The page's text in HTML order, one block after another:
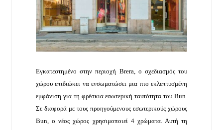
Εγκατεστημένο στην περιοχή Brera, ο σχεδιασμός του
χώρου επιδιώκει να ενσωματώσει μια πιο εκλεπτυσμένη
εμφάνιση για τη φρέσκια εσωτερική ταυτότητα του Bun.
Σε διαφορά με τους προηγούμενους εσωτερικούς χώρους
Bun, ο νέος χώρος χρησιμοποιεί 4 χρώματα. Αυτή τη